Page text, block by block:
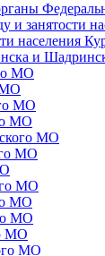
и занятости
населения
и
МО
МО
МО
МО
МО
МО
МО
МО
МО
МО
МО